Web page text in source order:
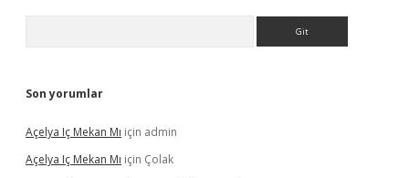
Son yorumlar
Açelya Iç Mekan Mı için admin
Açelya Iç Mekan Mı için Çolak